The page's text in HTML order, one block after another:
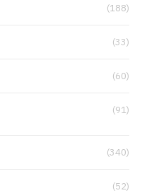
(188)
(33)
(60)
(91)
(340)
(52)